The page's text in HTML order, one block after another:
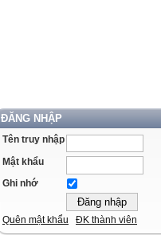
ĐĂNG NHẬP
Tên truy nhập
Mật khẩu
Ghi nhớ
Quên mật khẩu ĐK thành viên